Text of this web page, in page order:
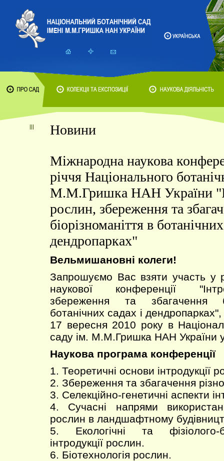
Новини
Міжнародна наукова
річчя Національного
М.М.Гришка НАН України
рослин, збереження та
біорізноманіття в
дендропарках"
Вельмишановні колеги!
Запрошуємо Вас взяти участь у
наукової конференції
збереження та збагачення
ботанічних садах і
17 вересня 2010 року в
саду ім. М.М.Гришка НАН України
Наукова програма конференції
1. Теоретичні основи інтродукції
2. Збереження та збагачення
3. Селекційно-генетичні аспекти
4. Сучасні напрями
рослин в ландшафтному
5. Екологічні та фізіолого-
інтродукції рослин.
6. Біотехнологія рослин.